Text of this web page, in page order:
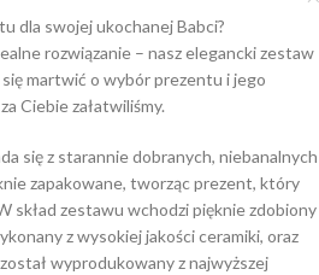
dla swojej ukochanej Babci?
rozwiązanie – nasz elegancki zestaw
martwić o wybór prezentu i jego
Ciebie załatwiliśmy.
się z starannie dobranych, niebanalnych
zapakowane, tworząc prezent, który
skład zestawu wchodzi pięknie zdobiony
z wysokiej jakości ceramiki, oraz
wyprodukowany z najwyższej